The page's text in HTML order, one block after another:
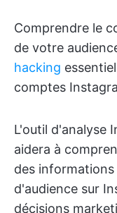
Comprendre le
de votre
hacking
comptes
L'outil d'analyse
aidera à
des
d'audience sur
décisions